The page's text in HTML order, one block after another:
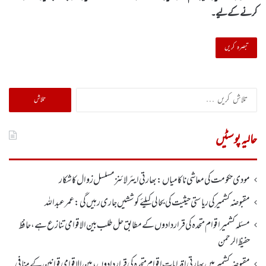
کرنے کےلیے۔
تلاش
کریں
حالیہ پوسٹیں
مودی حکومت کی معاشی ناکامیاں: بھارتی ایئرلائنز مسلسل زوال کا شکار
مقبوضہ کشمیر کی ریاستی حیثیت کی بحالی کیلئے کوششیں جاری رہیں گی: عمر عبداللہ
مسئلہ کشمیر اقوام متحدہ کی قراردادوں کے مطابق حل طلب بین الاقوامی تنازع ہے، حافظ
حفیظ الرحمن